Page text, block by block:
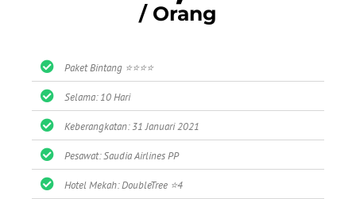
/ Orang
Paket Bintang ⭐⭐⭐⭐
Selama: 10 Hari
Keberangkatan: 31 Januari 2021
Pesawat: Saudia Airlines PP
Hotel Mekah: DoubleTree ⭐4